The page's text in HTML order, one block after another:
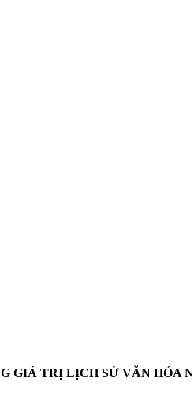
GIÁ TRỊ LỊCH SỬ VĂN HÓA